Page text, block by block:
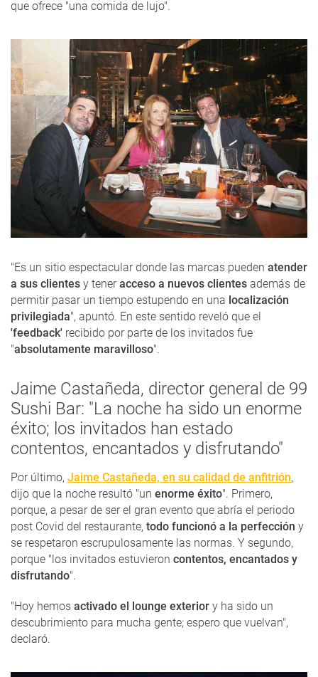
que ofrece "una comida de lujo".
"Es un sitio espectacular donde las marcas pueden atender
a sus clientes y teneracceso a nuevos clientes además de
permitir pasar un tiempo estupendo en una localización
privilegiada", apuntó. En este sentido reveló que el
'feedback' recibido por parte de los invitados fue
"absolutamente maravilloso".
Jaime Castañeda, director general de 99
Sushi Bar: "La noche ha sido un enorme
éxito; los invitados han estado
contentos, encantados y disfrutando"
Por último, Jaime Castañeda, en su calidad de anfitrión,
dijo que la noche resultó "un enorme éxito". Primero,
porque, a pesar de ser el gran evento que abría el periodo
post Covid del restaurante, todo funcionó a la perfección y
se respetaron escrupulosamente las normas. Y segundo,
porque "los invitados estuvieron contentos, encantados y
disfrutando".
"Hoy hemos activado el lounge exterior y ha sido un
descubrimiento para mucha gente; espero que vuelvan",
declaró.